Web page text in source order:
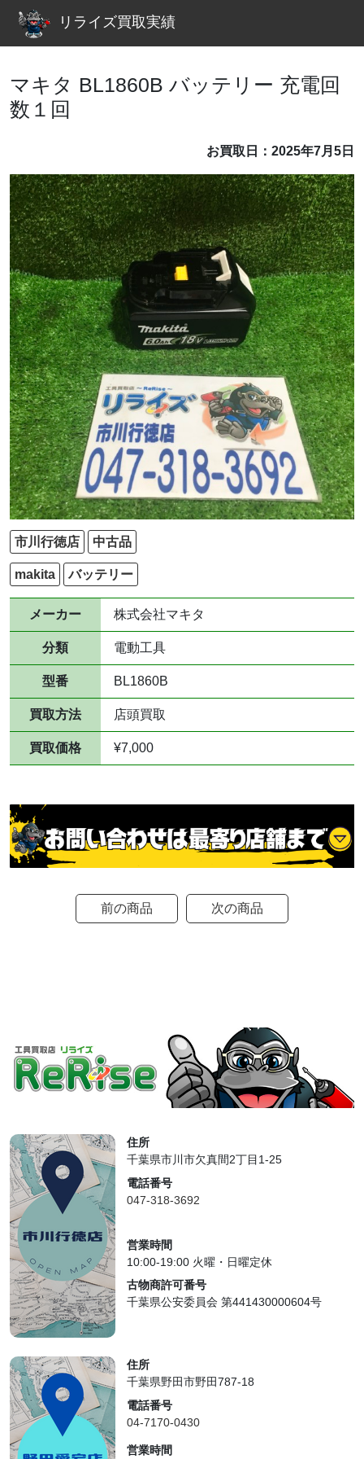
リライズ買取実績
マキタ BL1860B バッテリー 充電回
数１回
お買取日：2025年7月5日
市川行徳店 中古品
makita バッテリー
メーカー 株式会社マキタ
分類 電動工具
型番 BL1860B
買取方法 店頭買取
買取価格 ¥7,000
前の商品 次の商品
住所
千葉県市川市欠真間2丁目1-25
電話番号
047-318-3692
営業時間
10:00-19:00 火曜・日曜定休
古物商許可番号
千葉県公安委員会 第441430000604号
住所
千葉県野田市野田787-18
電話番号
04-7170-0430
営業時間